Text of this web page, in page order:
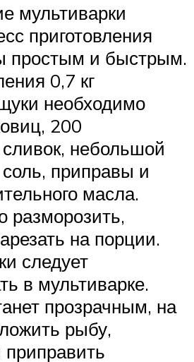
мультиварки
приготовления
простым и быстрым.
0,7 кг
необходимо
200
небольшой
приправы и
масла.
разморозить,
на порции.
следует
в мультиварке.
прозрачным, на
рыбу,
приправить